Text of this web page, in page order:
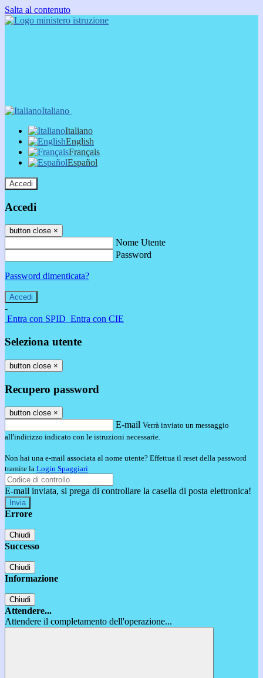
Salta al contenuto
Italiano
Italiano
English
Français
Español
Accedi
Accedi
button close ×
Nome Utente
Password
Password dimenticata?
-
Entra con SPID Entra con CIE
Seleziona utente
button close ×
Recupero password
button close ×
E-mail Verrà inviato un messaggio
all'indirizzo indicato con le istruzioni necessarie.
Non hai una e-mail associata al nome utente? Effettua il reset della password
tramite la Login Spaggiari
E-mail inviata, si prega di controllare la casella di posta elettronica!
Errore
Chiudi
Successo
Chiudi
Informazione
Chiudi
Attendere...
Attendere il completamento dell'operazione...